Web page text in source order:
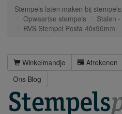
Stempels laten maken bij
Opwaartse stempels
Stalen
RVS Stempel Posta 40x90mm
Winkelmandje Afrekenen
Ons Blog